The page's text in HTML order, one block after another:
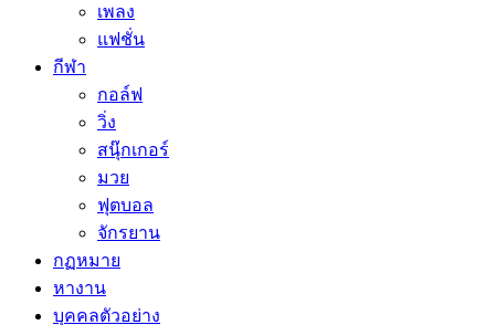
เพลง
แฟชั่น
กีฬา
กอล์ฟ
วิ่ง
สนุ๊กเกอร์
มวย
ฟุตบอล
จักรยาน
กฏหมาย
หางาน
บุคคลตัวอย่าง